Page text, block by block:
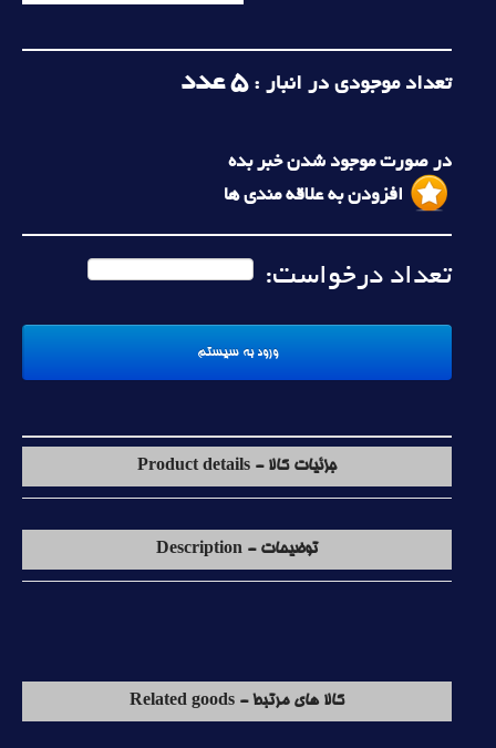
تعداد موجودی در انبار :5 عدد
در صورت موجود شدن خبر بده
افزودن به علاقه مندی ها
تعداد درخواست:
جزئیات کالا - Product details
توضیحات - Description
کالا های مرتبط - Related goods